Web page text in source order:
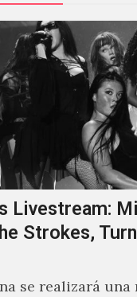
Livestream:
Strokes,
se realizará una